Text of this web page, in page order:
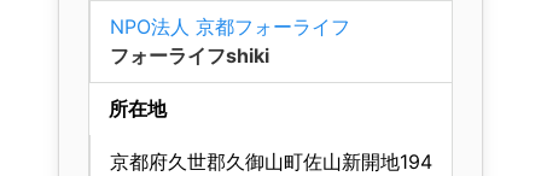
NPO法人 京都フォーライフ
フォーライフshiki
所在地
京都府久世郡久御山町佐山新開地194